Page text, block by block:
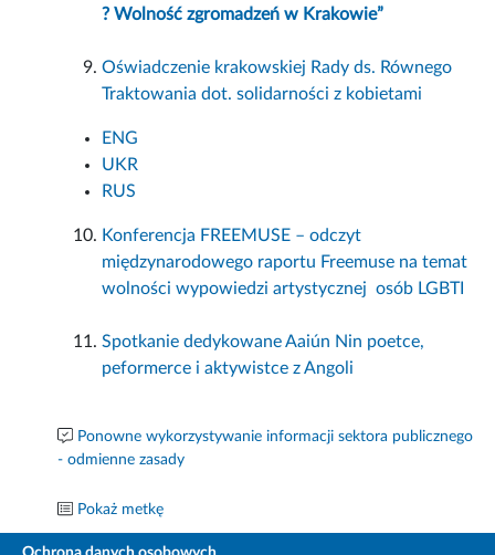
? Wolność zgromadzeń w Krakowie”
Oświadczenie krakowskiej Rady ds. Równego
Traktowania dot. solidarności z kobietami
ENG
UKR
RUS
Konferencja FREEMUSE – odczyt
międzynarodowego raportu Freemuse na temat
wolności wypowiedzi artystycznej osób LGBTI
Spotkanie dedykowane Aaiún Nin poetce,
peformerce i aktywistce z Angoli
Ponowne wykorzystywanie informacji sektora publicznego
- odmienne zasady
Pokaż metkę